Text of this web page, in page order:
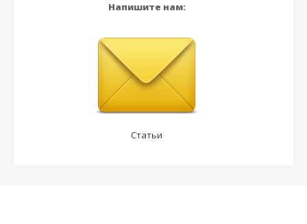
Напишите нам:
Статьи